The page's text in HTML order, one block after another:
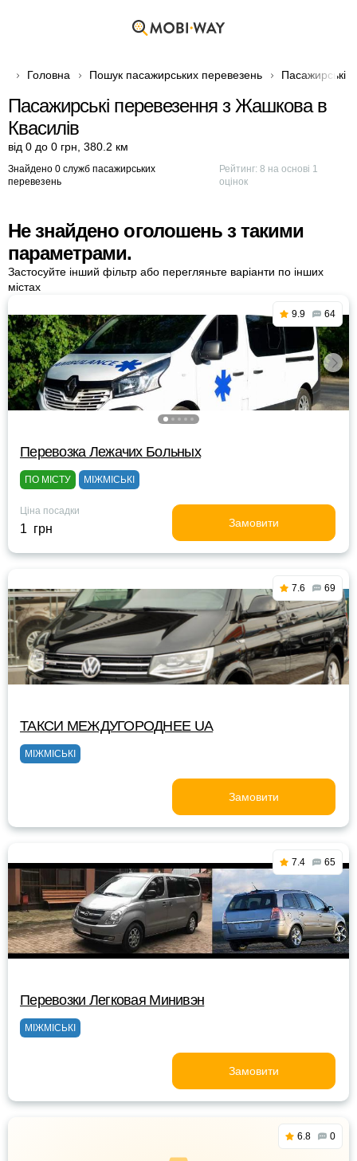
Головна Пошук пасажирських перевезень Пасажирські
Пасажирські перевезення з Жашкова в
Квасилів
від 0 до 0 грн 380.2 км
Знайдено 0 служб пасажирських
перевезень
Рейтинг:8 на основі 1
оцінок
Не знайдено оголошень з такими
параметрами.
Застосуйте інший фільтр або перегляньте варіанти по інших
містах
9.9 64
Перевозка Лежачих Больных
ПО МІСТУ МІЖМІСЬКІ
Ціна посадки
1 грн Замовити
7.6 69
ТАКСИ MEЖДУГОРОДНEE UA
МІЖМІСЬКІ
Замовити
7.4 65
Перевозки Легковая Минивэн
МІЖМІСЬКІ
Замовити
6.8 0